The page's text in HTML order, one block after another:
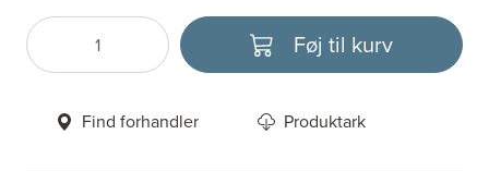
Antal
Vælg enhed Føj til kurv
Find forhandler Produktark